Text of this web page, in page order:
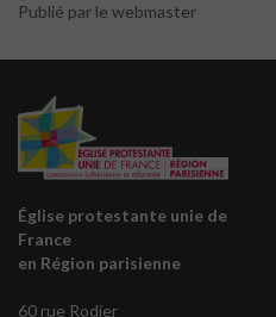
Publié par le webmaster
Église protestante unie de
France
en Région parisienne
60 rue Rodier